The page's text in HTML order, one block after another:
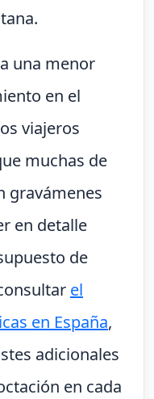
una menor
en el
viajeros
muchas de
gravámenes
en detalle
de
el
en España,
adicionales
en cada